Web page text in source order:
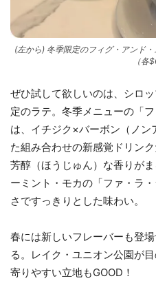
(左から) 冬季限定のフィグ・アンド
（各
ぜひ試して欲しいのは、シロ
定のラテ。冬季メニューの「
は、イチジク×バーボン（ノン
た組み合わせの新感覚ドリン
芳醇（ほうじゅん）な香りが
ーミント・モカの「ファ・ラ
さですっきりとした味わい。
春には新しいフレーバーも登
る。レイク・ユニオン公園が
寄りやすい立地もGOOD！